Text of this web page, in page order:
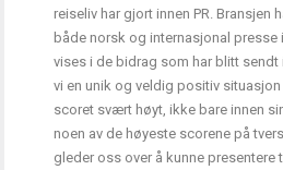
reiseliv har gjort innen PR. Bransjen
både norsk og internasjonal presse
vises i de bidrag som har blitt sendt
vi en unik og veldig positiv
scoret svært høyt, ikke bare innen
noen av de høyeste scorene på
gleder oss over å kunne presentere